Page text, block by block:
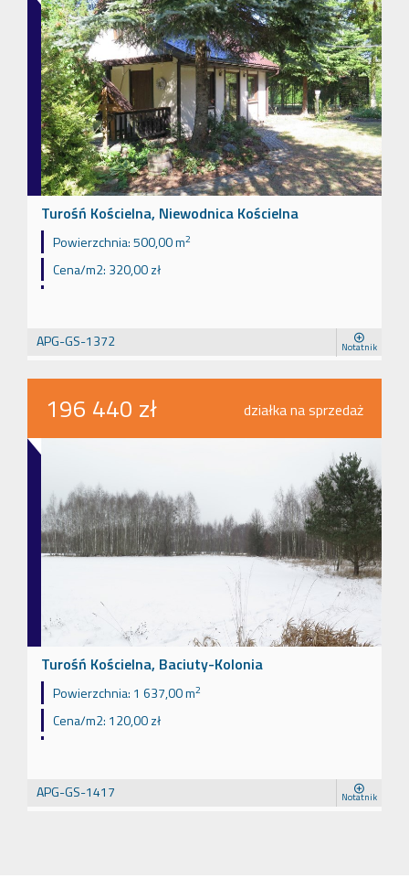
Turośń Kościelna, Niewodnica Kościelna
Powierzchnia:500,00 m2
Cena/m2: 320,00 zł
APG-GS-1372 Notatnik
196 440 zł działka na sprzedaż
Turośń Kościelna, Baciuty-Kolonia
Powierzchnia: 1 637,00 m2
Cena/m2: 120,00 zł
APG-GS-1417 Notatnik